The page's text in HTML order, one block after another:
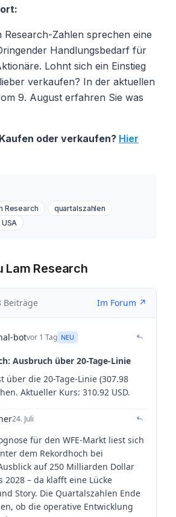
Research-Zahlen sprechen eine
Handlungsbedarf für
Lohnt sich ein Einstieg
verkaufen? In der aktuellen
9. August erfahren Sie was
oder verkaufen? Hier
Research
quartalszahlen
USA
Lam Research